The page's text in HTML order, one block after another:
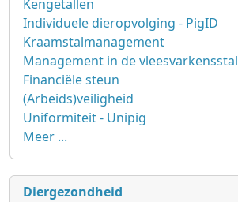
Kengetallen
Individuele dieropvolging - PigID
Kraamstalmanagement
Management in de vleesvarkensstal
Financiële steun
(Arbeids)veiligheid
Uniformiteit - Unipig
Meer ...
Diergezondheid